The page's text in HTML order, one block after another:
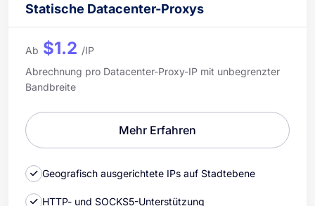
Statische Datacenter-Proxys
Ab $1.2 /IP
Abrechnung pro Datacenter-Proxy-IP mit unbegrenzter
Bandbreite
Mehr Erfahren
Geografisch ausgerichtete IPs auf Stadtebene
HTTP- und SOCKS5-Unterstützung